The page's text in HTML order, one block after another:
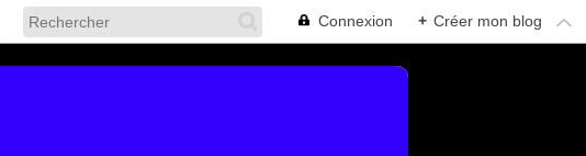
Connexion + Créer mon blog